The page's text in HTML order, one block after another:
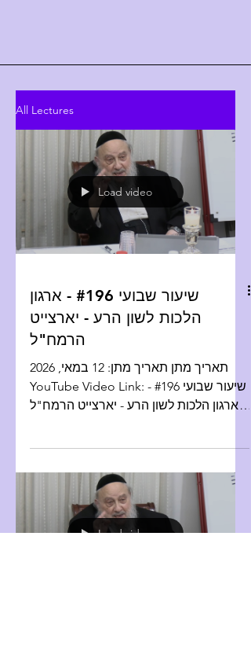
All Lectures
Load video
שיעור שבועי #196 - ארגון
הלכות לשון הרע - יארצייט
הרמח"ל
​תאריך מתן ​תאריך מתן: 12 במאי, 2026
YouTube Video Link: שיעור שבועי #196 -
ארגון הלכות לשון הרע - יארצייט הרמח"ל -
Load video